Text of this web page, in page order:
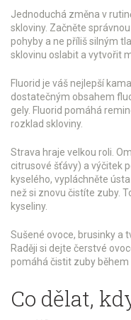
Jednoduchá změna v
skloviny. Začněte
pohyby a ne příliš silným
sklovinu oslabit a vytvořit
Fluorid je váš nejlepší
dostatečným obsahem
gely. Fluorid pomáhá
rozklad skloviny.
Strava hraje velkou roli.
citrusové šťávy) a výčitek
kyselého, vypláchněte
než si znovu čistíte zuby.
kyseliny.
Sušené ovoce, brusinky a
Raději si dejte čerstvé
pomáhá čistit zuby během
Co dělat,